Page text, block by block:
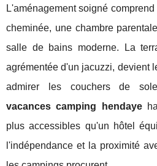
L'aménagement soigné
cheminée, une chambre
salle de bains moderne. La
agrémentée d'un jacuzzi, devient
admirer les couchers de
vacances camping hendaye
plus accessibles qu'un hôtel
l'indépendance et la proximité